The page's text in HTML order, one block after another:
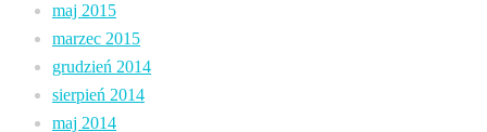
maj 2015
marzec 2015
grudzień 2014
sierpień 2014
maj 2014